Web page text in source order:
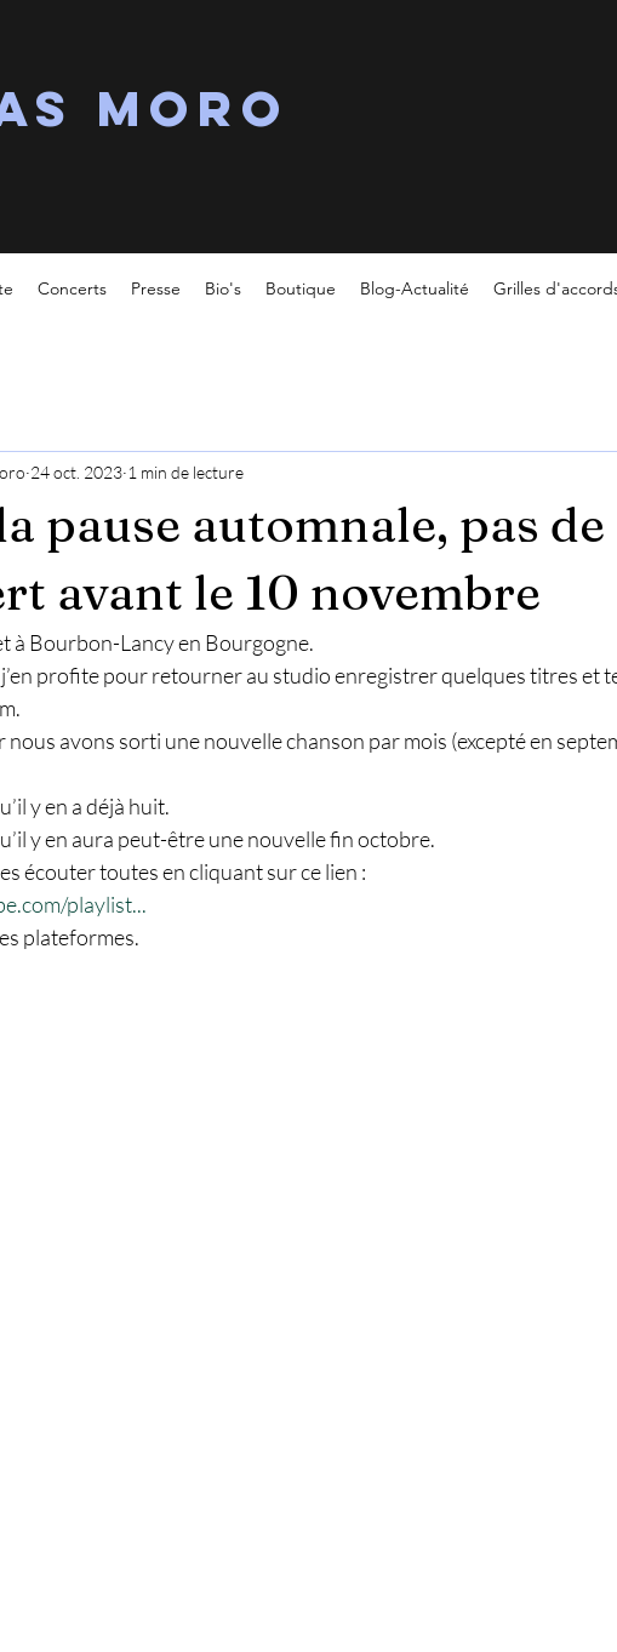
MORO
Concerts Presse Bio's Boutique Blog-Actualité Grilles
pause automnale, pas de
avant le 10 novembre
24 oct. 2023 1 min de lecture
à Bourbon-Lancy en Bourgogne.
profite pour retourner au studio enregistrer quelques titres et
nous avons sorti une nouvelle chanson par mois (excepté en
y en a déjà huit.
y en aura peut-être une nouvelle fin octobre.
écouter toutes en cliquant sur ce lien :
playlist...
plateformes.